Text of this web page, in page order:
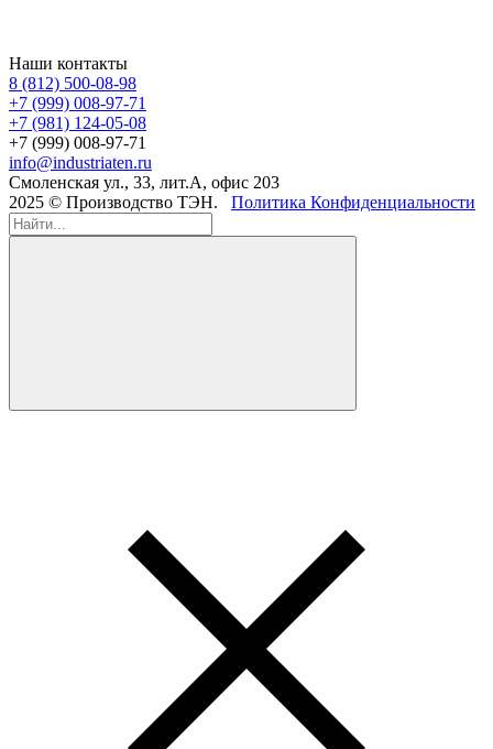
Наши контакты
8 (812) 500-08-98
+7 (999) 008-97-71
+7 (981) 124-05-08
+7 (999) 008-97-71
info@industriaten.ru
Смоленская ул., 33, лит.А, офис 203
2025 © Производство ТЭН. Политика Конфиденциальности